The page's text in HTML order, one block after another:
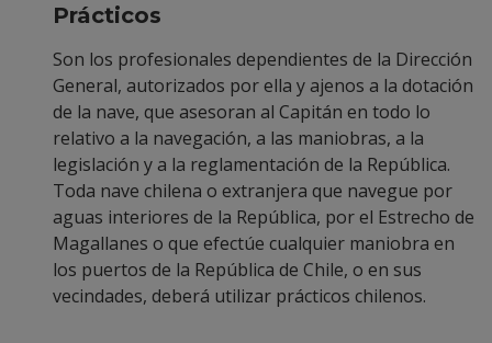
Prácticos
Son los profesionales dependientes de la Dirección
General, autorizados por ella y ajenos a la dotación
de la nave, que asesoran al Capitán en todo lo
relativo a la navegación, a las maniobras, a la
legislación y a la reglamentación de la República.
Toda nave chilena o extranjera que navegue por
aguas interiores de la República, por el Estrecho de
Magallanes o que efectúe cualquier maniobra en
los puertos de la República de Chile, o en sus
vecindades, deberá utilizar prácticos chilenos.